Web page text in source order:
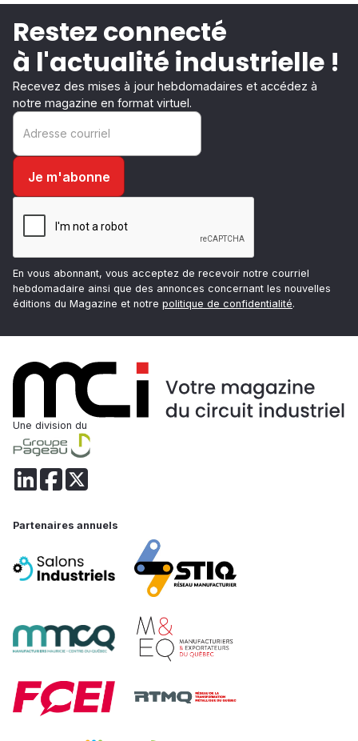
Restez connecté
à l'actualité industrielle !
Recevez des mises à jour hebdomadaires et accédez à
notre magazine en format virtuel.
En vous abonnant, vous acceptez de recevoir notre courriel
hebdomadaire ainsi que des annonces concernant les nouvelles
éditions du Magazine et notre politique de confidentialité.
Une division du
Partenaires annuels